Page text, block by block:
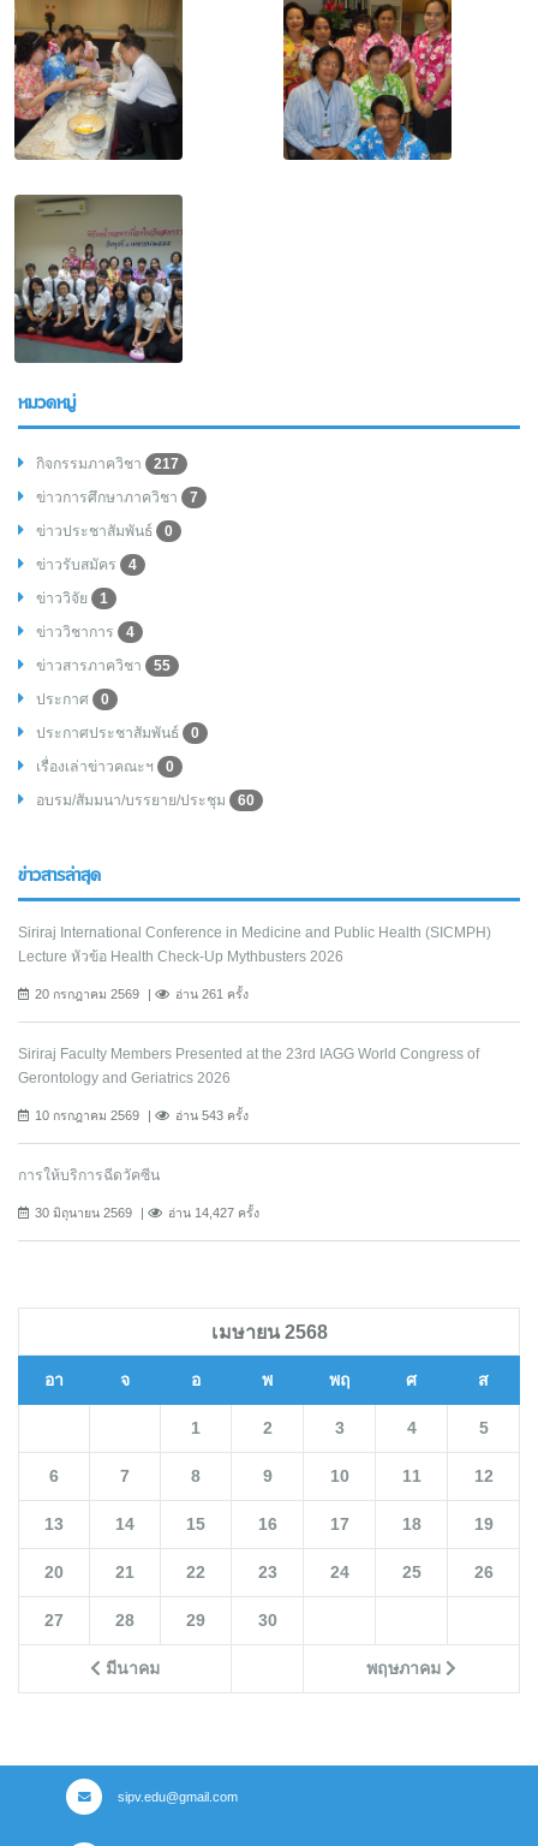
หมวดหมู่
กิจกรรมภาควิชา
217
ข่าวการศึกษาภาควิชา
7
ข่าวประชาสัมพันธ์
0
ข่าวรับสมัคร
4
ข่าววิจัย
1
ข่าววิชาการ
4
ข่าวสารภาควิชา
55
ประกาศ
0
ประกาศประชาสัมพันธ์
0
เรื่องเล่าข่าวคณะฯ
0
อบรม/สัมมนา/บรรยาย/ประชุม
60
ข่าวสารล่าสุด
Siriraj International Conference in Medicine and Public Health (SICMPH)
Lecture หัวข้อ Health Check-Up Mythbusters 2026
20 กรกฎาคม 2569 อ่าน 261 ครั้ง
Siriraj Faculty Members Presented at the 23rd IAGG World Congress of
Gerontology and Geriatrics 2026
10 กรกฎาคม 2569 อ่าน 543 ครั้ง
การให้บริการฉีดวัคซีน
30 มิถุนายน 2569 อ่าน 14,427 ครั้ง
เมษายน 2568
อา จ อ พ พฤ ศ ส
มีนาคม พฤษภาคม
1 2 3 4 5
6 7 8 9 10 11 12
13 14 15 16 17 18 19
20 21 22 23 24 25 26
27 28 29 30
sipv.edu@gmail.com